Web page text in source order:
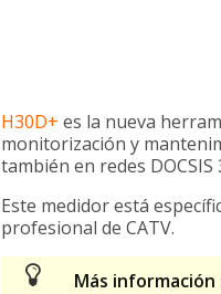
H30D+ es la nueva
monitorización y
también en redes DOCSIS
Este medidor está
profesional de CATV.
Más